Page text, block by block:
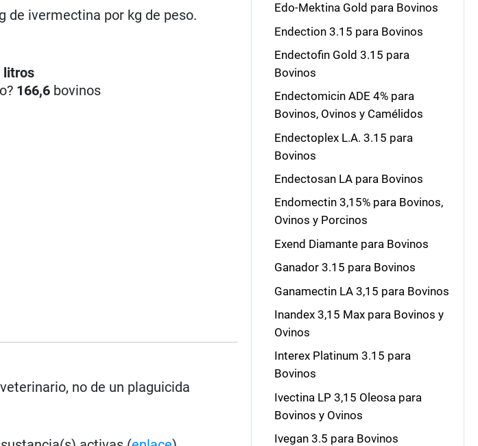
de ivermectina por kg de peso.
litros
166,6 bovinos
no de un plaguicida
Edo-Mektina Gold para Bovinos
Endection 3.15 para Bovinos
Endectofin Gold 3.15 para
Bovinos
Endectomicin ADE 4% para
Bovinos, Ovinos y Camélidos
Endectoplex L.A. 3.15 para
Bovinos
Endectosan LA para Bovinos
Endomectin 3,15% para Bovinos,
Ovinos y Porcinos
Exend Diamante para Bovinos
Ganador 3.15 para Bovinos
Ganamectin LA 3,15 para Bovinos
Inandex 3,15 Max para Bovinos y
Ovinos
Interex Platinum 3.15 para
Bovinos
Ivectina LP 3,15 Oleosa para
Bovinos y Ovinos
Ivegan 3.5 para Bovinos